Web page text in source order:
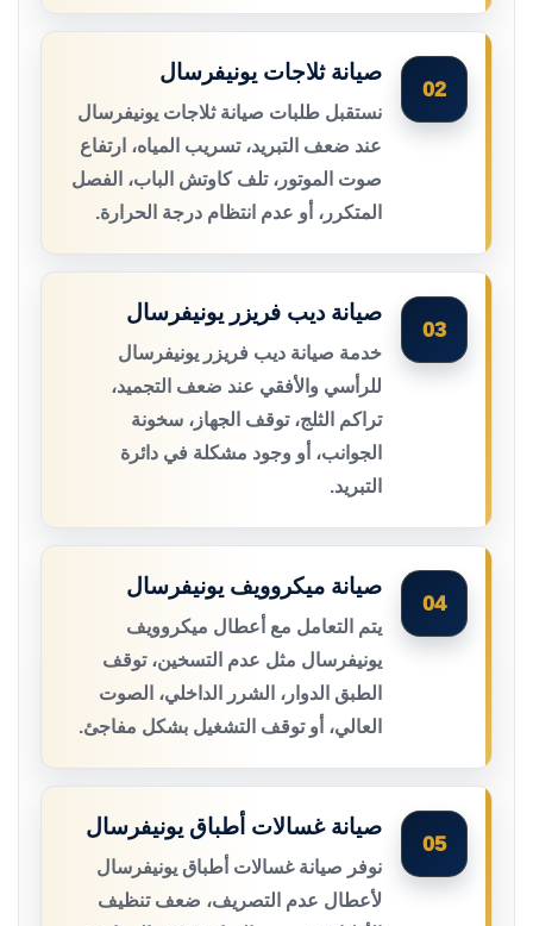
02
صيانة ثلاجات يونيفرسال
نستقبل طلبات صيانة ثلاجات يونيفرسال
عند ضعف التبريد، تسريب المياه، ارتفاع
صوت الموتور، تلف كاوتش الباب، الفصل
المتكرر، أو عدم انتظام درجة الحرارة.
03
صيانة ديب فريزر يونيفرسال
خدمة صيانة ديب فريزر يونيفرسال
للرأسي والأفقي عند ضعف التجميد،
تراكم الثلج، توقف الجهاز، سخونة
الجوانب، أو وجود مشكلة في دائرة
التبريد.
04
صيانة ميكروويف يونيفرسال
يتم التعامل مع أعطال ميكروويف
يونيفرسال مثل عدم التسخين، توقف
الطبق الدوار، الشرر الداخلي، الصوت
العالي، أو توقف التشغيل بشكل مفاجئ.
05
صيانة غسالات أطباق يونيفرسال
نوفر صيانة غسالات أطباق يونيفرسال
لأعطال عدم التصريف، ضعف تنظيف